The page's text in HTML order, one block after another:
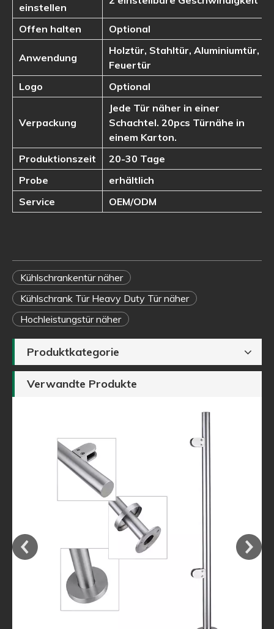
einstellen
Offen halten Optional
Anwendung
Holztür, Stahltür, Aluminiumtür,
Feuertür
Logo
Optional
Verpackung
Jede Tür näher in einer
Schachtel. 20pcs Türnähe in
einem Karton.
Produktionszeit
20-30 Tage
Probe
erhältlich
Service
OEM/ODM
Kühlschrankentür näher
Kühlschrank Tür Heavy Duty Tür näher
Hochleistungstür näher
Produktkategorie
Verwandte Produkte